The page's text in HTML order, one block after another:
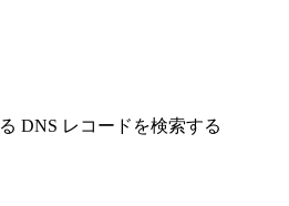
DNS レコードを検索する